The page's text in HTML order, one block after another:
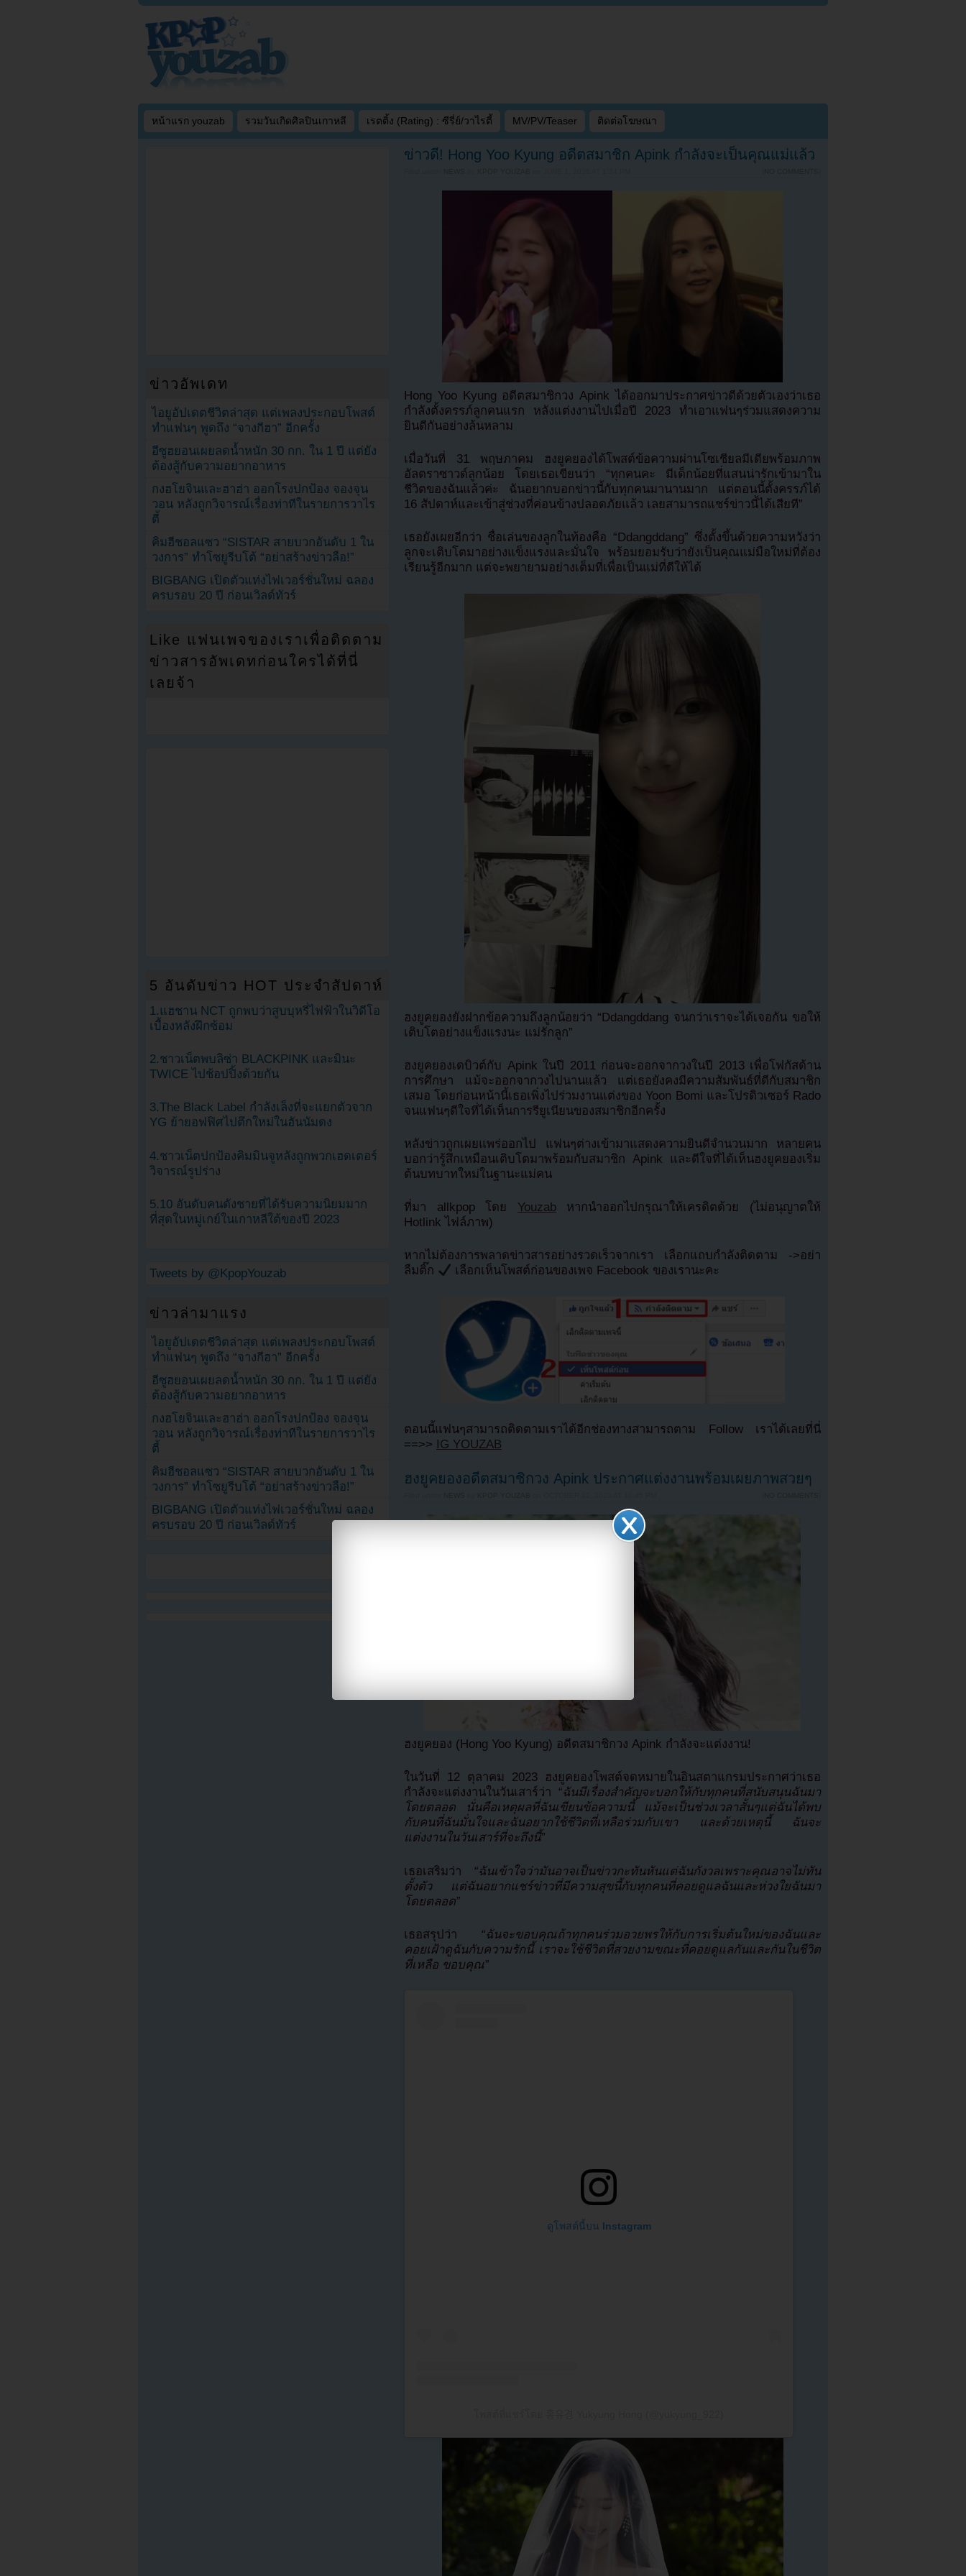
หน้าแรก youzab รวมวันเกิดศิลปินเกาหลี เรตติ้ง (Rating) : ซีรี่ย์/วาไรตี้ MV/PV/Teaser ติดต่อโฆษณา
ข่าวดี! Hong Yoo Kyung อดีตสมาชิก Apink กำลังจะเป็นคุณแม่แล้ว
NEWS KPOP YOUZAB NO COMMENTS
Hong Yoo Kyung อดีตสมาชิกวง Apink ได้ออกมาประกาศข่าวดีด้วยตัวเองว่าเธอ
กำลังตั้งครรภ์ลูกคนแรก หลังแต่งงานไปเมื่อปี 2023 ทำเอาแฟนๆร่วมแสดงความ
ยินดีกันอย่างล้นหลาม
เมื่อวันที่ 31 พฤษภาคม ฮงยูคยองได้โพสต์ข้อความผ่านโซเชียลมีเดียพร้อมภาพ
อัลตราซาวด์ลูกน้อย โดยเธอเขียนว่า “ทุกคนคะ มีเด็กน้อยที่แสนน่ารักเข้ามาใน
ชีวิตของฉันแล้วค่ะ ฉันอยากบอกข่าวนี้กับทุกคนมานานมาก แต่ตอนนี้ตั้งครรภ์ได้
16 สัปดาห์และเข้าสู่ช่วงที่ค่อนข้างปลอดภัยแล้ว เลยสามารถแชร์ข่าวนี้ได้เสียที”
เธอยังเผยอีกว่า ชื่อเล่นของลูกในท้องคือ “Ddangddang” ซึ่งตั้งขึ้นด้วยความหวังว่า
ลูกจะเติบโตมาอย่างแข็งแรงและมั่นใจ พร้อมยอมรับว่ายังเป็นคุณแม่มือใหม่ที่ต้อง
เรียนรู้อีกมาก แต่จะพยายามอย่างเต็มที่เพื่อเป็นแม่ที่ดีให้ได้
ฮงยูคยองยังฝากข้อความถึงลูกน้อยว่า “Ddangddang จนกว่าเราจะได้เจอกัน ขอให้
เติบโตอย่างแข็งแรงนะ แม่รักลูก”
ฮงยูคยองเดบิวต์กับ Apink ในปี 2011 ก่อนจะออกจากวงในปี 2013 เพื่อโฟกัสด้าน
การศึกษา แม้จะออกจากวงไปนานแล้ว แต่เธอยังคงมีความสัมพันธ์ที่ดีกับสมาชิก
เสมอ โดยก่อนหน้านี้เธอเพิ่งไปร่วมงานแต่งของ Yoon Bomi และโปรดิวเซอร์ Rado
จนแฟนๆดีใจที่ได้เห็นการรียูเนียนของสมาชิกอีกครั้ง
หลังข่าวถูกเผยแพร่ออกไป แฟนๆต่างเข้ามาแสดงความยินดีจำนวนมาก หลายคน
บอกว่ารู้สึกเหมือนเติบโตมาพร้อมกับสมาชิก Apink และดีใจที่ได้เห็นฮงยูคยองเริ่ม
ต้นบทบาทใหม่ในฐานะแม่คน
ที่มา allkpop โดย Youzabหากนำออกไปกรุณาให้เครดิตด้วย (ไม่อนุญาตให้
Hotlink ไฟล์ภาพ)
หากไม่ต้องการพลาดข่าวสารอย่างรวดเร็วจากเรา เลือกแถบกำลังติดตาม ->อย่า
ลืมติ๊ก
เลือกเห็นโพสต์ก่อนของเพจ Facebook ของเรานะคะ
ตอนนี้แฟนๆสามารถติดตามเราได้อีกช่องทางสามารถตาม Follow เราได้เลยที่นี่
==>> IG YOUZAB
ฮงยูคยองอดีตสมาชิกวง Apink ประกาศแต่งงานพร้อมเผยภาพสวยๆ
NEWS KPOP YOUZAB NO COMMENTS
ฮงยูคยอง (Hong Yoo Kyung) อดีตสมาชิกวง Apink กำลังจะแต่งงาน!
ในวันที่ 12 ตุลาคม 2023 ฮงยูคยองโพสต์จดหมายในอินสตาแกรมประกาศว่าเธอ
กำลังจะแต่งงานในวันเสาร์ว่า “ฉันมีเรื่องสำคัญจะบอกให้กับทุกคนที่สนับสนุนฉันมา
โดยตลอด นั่นคือเหตุผลที่ฉันเขียนข้อความนี้ แม้จะเป็นช่วงเวลาสั้นๆแต่ฉันได้พบ
กับคนที่ฉันมั่นใจและฉันอยากใช้ชีวิตที่เหลือร่วมกับเขา และด้วยเหตุนี้ ฉันจะ
แต่งงานในวันเสาร์ที่จะถึงนี้”
เธอเสริมว่า “ฉันเข้าใจว่ามันอาจเป็นข่าวกะทันหันแต่ฉันกังวลเพราะคุณอาจไม่ทัน
ตั้งตัว แต่ฉันอยากแชร์ข่าวที่มีความสุขนี้กับทุกคนที่คอยดูแลฉันและห่วงใยฉันมา
โดยตลอด”
เธอสรุปว่า “ฉันจะขอบคุณถ้าทุกคนร่วมอวยพรให้กับการเริ่มต้นใหม่ของฉันและ
คอยเฝ้าดูฉันกับความรักนี้ เราจะใช้ชีวิตที่สวยงามขณะที่คอยดูแลกันและกันในชีวิต
ที่เหลือ ขอบคุณ”
ดูโพสต์นี้บน Instagram
ข่าวอัพเดท
ไอยูอัปเดตชีวิตล่าสุด แต่เพลงประกอบโพสต์
ทำแฟนๆ พูดถึง “จางกีฮา” อีกครั้ง
อีซูฮยอนเผยลดน้ำหนัก 30 กก. ใน 1 ปี แต่ยัง
ต้องสู้กับความอยากอาหาร
กงฮโยจินและฮาฮ่า ออกโรงปกป้อง จองจุน
วอน หลังถูกวิจารณ์เรื่องท่าทีในรายการวาไร
ตี้
คิมฮีชอลแซว “SISTAR สายบวกอันดับ 1 ใน
วงการ” ทำโซยูรีบโต้ “อย่าสร้างข่าวลือ!”
BIGBANG เปิดตัวแท่งไฟเวอร์ชั่นใหม่ ฉลอง
ครบรอบ 20 ปี ก่อนเวิลด์ทัวร์
Like แฟนเพจของเราเพื่อติดตาม
ข่าวสารอัพเดทก่อนใครได้ที่นี่
เลยจ้า
5 อันดับข่าว HOT ประจำสัปดาห์
1.แฮชาน NCT ถูกพบว่าสูบบุหรี่ไฟฟ้าในวิดีโอ
เบื้องหลังฝึกซ้อม
2.ชาวเน็ตพบลิซ่า BLACKPINK และมินะ
TWICE ไปช้อปปิ้งด้วยกัน
3.The Black Label กำลังเล็งที่จะแยกตัวจาก
YG ย้ายอฟฟิศไปตึกใหม่ในฮันนัมดง
4.ชาวเน็ตปกป้องคิมมินจูหลังถูกพวกเฮดเตอร์
วิจารณ์รูปร่าง
5.10 อันดับคนดังชายที่ได้รับความนิยมมาก
ที่สุดในหมู่เกย์ในเกาหลีใต้ของปี 2023
Tweets by @KpopYouzab
ข่าวล่ามาแรง
ไอยูอัปเดตชีวิตล่าสุด แต่เพลงประกอบโพสต์
ทำแฟนๆ พูดถึง “จางกีฮา” อีกครั้ง
อีซูฮยอนเผยลดน้ำหนัก 30 กก. ใน 1 ปี แต่ยัง
ต้องสู้กับความอยากอาหาร
กงฮโยจินและฮาฮ่า ออกโรงปกป้อง จองจุน
วอน หลังถูกวิจารณ์เรื่องท่าทีในรายการวาไร
ตี้
คิมฮีชอลแซว “SISTAR สายบวกอันดับ 1 ใน
วงการ” ทำโซยูรีบโต้ “อย่าสร้างข่าวลือ!”
BIGBANG เปิดตัวแท่งไฟเวอร์ชั่นใหม่ ฉลอง
ครบรอบ 20 ปี ก่อนเวิลด์ทัวร์